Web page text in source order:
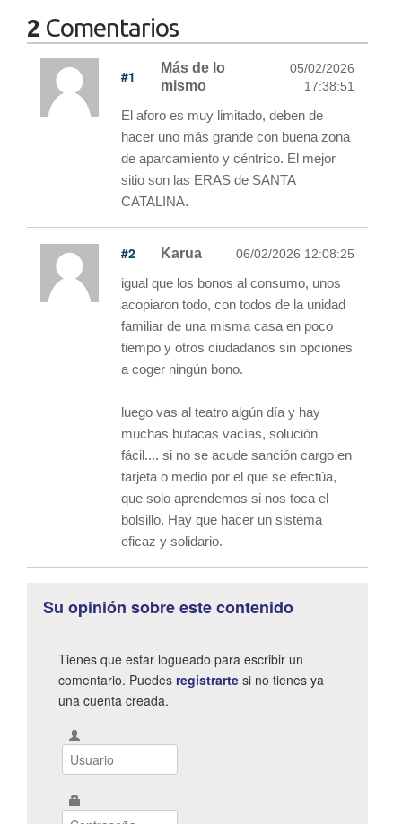
2 Comentarios
#1
Más de lo
mismo
05/02/2026
17:38:51
El aforo es muy limitado, deben de
hacer uno más grande con buena zona
de aparcamiento y céntrico. El mejor
sitio son las ERAS de SANTA
CATALINA.
#2 Karua 06/02/2026 12:08:25
igual que los bonos al consumo, unos
acopiaron todo, con todos de la unidad
familiar de una misma casa en poco
tiempo y otros ciudadanos sin opciones
a coger ningún bono.
luego vas al teatro algún día y hay
muchas butacas vacías, solución
fácil.... si no se acude sanción cargo en
tarjeta o medio por el que se efectúa,
que solo aprendemos si nos toca el
bolsillo. Hay que hacer un sistema
eficaz y solidario.
Su opinión sobre este contenido
Tienes que estar logueado para escribir un
comentario. Puedes registrarte si no tienes ya
una cuenta creada.